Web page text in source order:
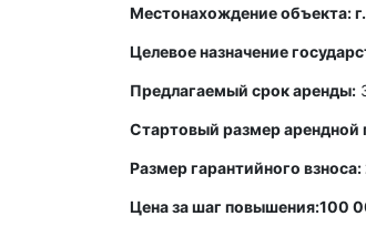
Местонахождение объекта:
Целевое назначение
Предлагаемый срок аренды:
Стартовый размер арендной
Размер гарантийного
Цена за шаг повышения:100